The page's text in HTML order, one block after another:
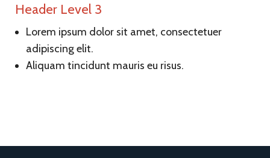
Header Level 3
Lorem ipsum dolor sit amet, consectetuer
adipiscing elit.
Aliquam tincidunt mauris eu risus.